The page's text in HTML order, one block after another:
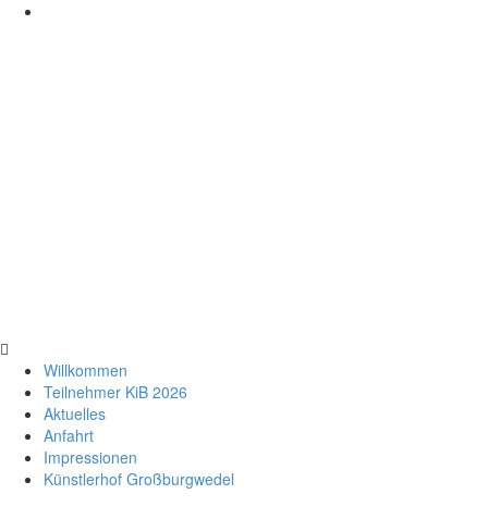
Willkommen
Teilnehmer KiB 2026
Aktuelles
Anfahrt
Impressionen
Künstlerhof Großburgwedel